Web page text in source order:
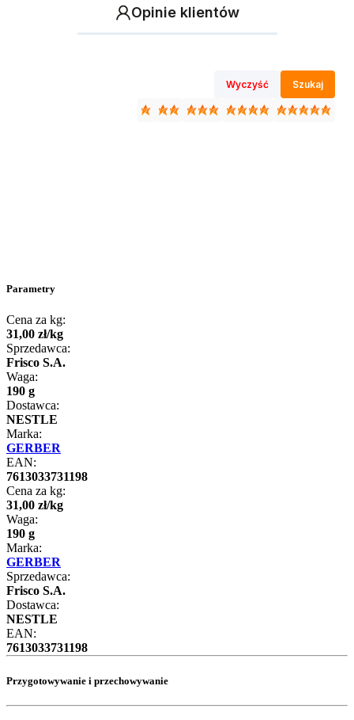
Opinie klientów
Wyczyść Szukaj
Parametry
Cena za kg:
31,00 zł/kg
Sprzedawca:
Frisco S.A.
Waga:
190 g
Dostawca:
NESTLE
Marka:
GERBER
EAN:
7613033731198
Cena za kg:
31,00 zł/kg
Waga:
190 g
Marka:
GERBER
Sprzedawca:
Frisco S.A.
Dostawca:
NESTLE
EAN:
7613033731198
Przygotowywanie i przechowywanie